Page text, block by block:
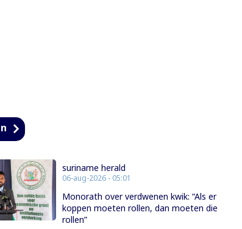
suriname herald
06-aug-2026 - 05:01
Monorath over verdwenen kwik: “Als er
koppen moeten rollen, dan moeten die
rollen”